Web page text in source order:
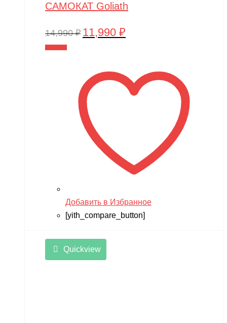
САМОКАТ Goliath
14,990₽ Первоначальная
14,990 ₽.
11,990 ₽
Добавить в Избранное
[yith_compare_button]
Quickview